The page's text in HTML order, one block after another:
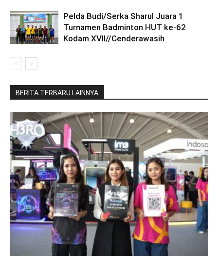
Pelda Budi/Serka Sharul Juara 1
Turnamen Badminton HUT ke-62
Kodam XVII//Cenderawasih
BERITA TERBARU LAINNYA